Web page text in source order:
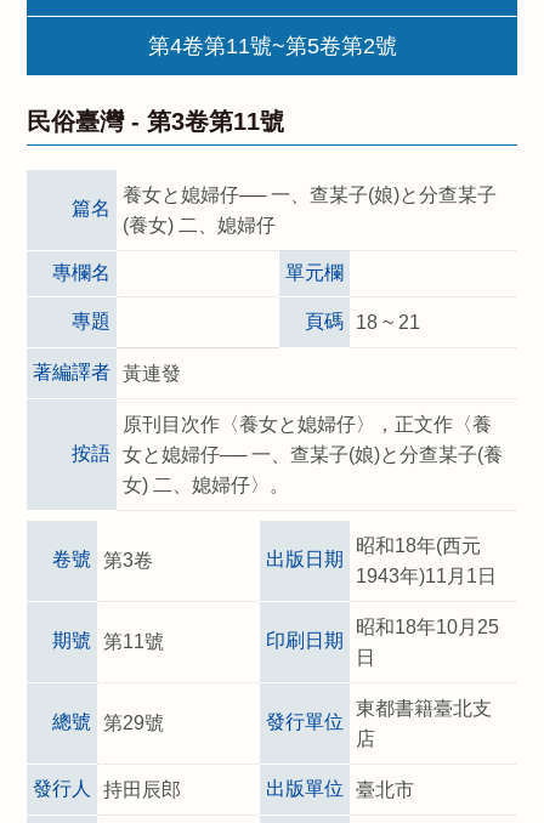
第4卷第11號~第5卷第2號
民俗臺灣 -第3卷第11號
篇名
養女と媳婦仔── 一、查某子(娘)と分查某子
(養女) 二、媳婦仔
專欄名 單元欄
專題 頁碼 18 ~ 21
著編譯者 黃連發
按語
原刊目次作〈養女と媳婦仔〉，正文作〈養
女と媳婦仔── 一、查某子(娘)と分查某子(養
女) 二、媳婦仔〉。
卷號 第3卷 出版日期
昭和18年(西元
1943年)11月1日
期號 第11號 印刷日期
昭和18年10月25
日
總號 第29號 發行單位
東都書籍臺北支
店
發行人 持田辰郎 出版單位 臺北市